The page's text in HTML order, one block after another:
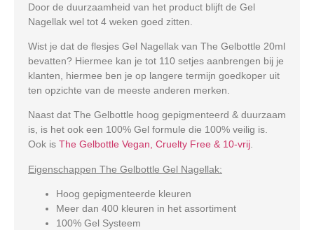
Door de duurzaamheid van het product blijft de Gel
Nagellak wel tot 4 weken goed zitten.
Wist je dat de flesjes Gel Nagellak van The Gelbottle 20ml
bevatten? Hiermee kan je tot 110 setjes aanbrengen bij je
klanten, hiermee ben je op langere termijn goedkoper uit
ten opzichte van de meeste anderen merken.
Naast dat The Gelbottle hoog gepigmenteerd & duurzaam
is, is het ook een 100% Gel formule die 100% veilig is.
Ook is The Gelbottle Vegan, Cruelty Free & 10-vrij.
Eigenschappen The Gelbottle Gel Nagellak:
Hoog gepigmenteerde kleuren
Meer dan 400 kleuren in het assortiment
100% Gel Systeem